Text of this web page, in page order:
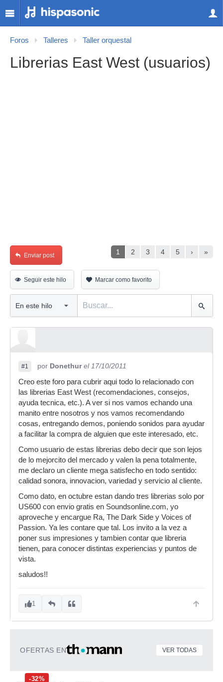
Foros Talleres Taller orquestal
Librerias East West (usuarios)
1 2 3 4 5 › »
Enviar post
Seguir este hilo Marcar como favorito
#1 por Donethur el 17/10/2011
Creo este foro para cubrir aqui todo lo relacionado con
las librerias East West (recomendaciones, consejos,
ayuda tecnica, etc.). A ver si nos vamos echando una
manito entre nosotros y nos vamos recomendando
cosas, entregando demos, poniendo sonidos para ayudar
a facilitar la compra de alguien que este interesado, etc.
Como usuario de estas librerias debo decir que son lejos
de lo mejorcito del mercado y valen la pena totalmente,
me declaro un cliente mega satisfecho en todo sentido:
calidad sonora, innovacion, variedad y servicio al cliente.
Como dato, en octubre estan dando tres librerias solo por
US600 con envio gratis en Soundsonline.com, yo
aproveche y encargue Ra, The Dark Side y Voices of
Passion. Ya les contare que tal. Los invito a la vez a
poner sus impresiones y tambien contar que libreria
tienen, para conocer distintas experiencias y puntos de
vista.
saludos!!
1
OFERTAS EN VER TODAS
-32%